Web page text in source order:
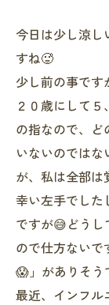
今日は少し涼し
すね🥵
少し前の事で
２０歳にして
の指なので、ど
いないのでは
が、私は全部は
幸い左手でした
ですが😅どうし
ので仕方ないで
😱」がありそう
最近、インフ